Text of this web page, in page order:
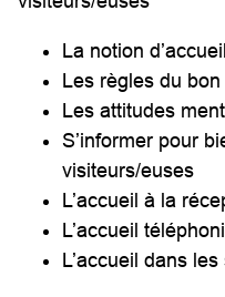
La notion d’accueil
Les règles du
Les attitudes
S’informer pour
visiteurs/euses
L’accueil à la
L’accueil
L’accueil dans